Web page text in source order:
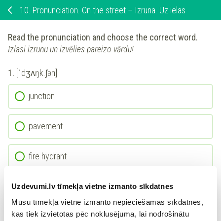
Uzdevumi.lv tīmekļa vietne izmanto sīkdatnes
Mūsu tīmekļa vietne izmanto nepieciešamās sīkdatnes,
kas tiek izvietotas pēc noklusējuma, lai nodrošinātu
10. Pronunciation. On the street – Izruna. Uz ielas
Read the pronunciation and choose the correct word.
Izlasi izrunu un izvēlies pareizo vārdu!
1. [ˈdʒʌŋk.ʃən]
junction
pavement
fire hydrant
motorway